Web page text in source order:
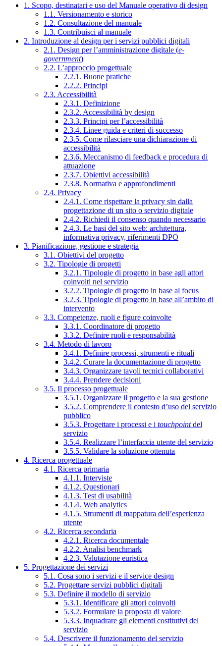
1. Scopo, destinatari e uso del Manuale operativo di design
1.1. Versionamento e storico
1.2. Consultazione del manuale
1.3. Contribuisci al manuale
2. Introduzione al design per i servizi pubblici digitali
2.1. Design per l’amministrazione digitale (e-
government)
2.2. L’approccio progettuale
2.2.1. Buone pratiche
2.2.2. Principi
2.3. Accessibilità
2.3.1. Definizione
2.3.2. Accessibilità by design
2.3.3. Principi per l’accessibilità
2.3.4. Linee guida e criteri di successo
2.3.5. Come rilasciare una dichiarazione di
accessibilità
2.3.6. Meccanismo di feedback e procedura di
attuazione
2.3.7. Obiettivi accessibilità
2.3.8. Normativa e approfondimenti
2.4. Privacy
2.4.1. Come rispettare la privacy sin dalla
progettazione di un sito o servizio digitale
2.4.2. Richiedi il consenso quando necessario
2.4.3. Le basi del sito web: architettura,
informativa privacy, riferimenti DPO
3. Pianificazione, gestione e strategia
3.1. Obiettivi del progetto
3.2. Tipologie di progetti
3.2.1. Tipologie di progetto in base agli attori
coinvolti nel servizio
3.2.2. Tipologie di progetto in base al focus
3.2.3. Tipologie di progetto in base all’ambito di
intervento
3.3. Competenze, ruoli e figure coinvolte
3.3.1. Coordinatore di progetto
3.3.2. Definire ruoli e responsabilità
3.4. Metodo di lavoro
3.4.1. Definire processi, strumenti e rituali
3.4.2. Curare la documentazione di progetto
3.4.3. Organizzare tavoli tecnici collaborativi
3.4.4. Prendere decisioni
3.5. Il processo progettuale
3.5.1. Organizzare il progetto e la sua gestione
3.5.2. Comprendere il contesto d’uso del servizio
pubblico
3.5.3. Progettare i processi e i touchpointdel
servizio
3.5.4. Realizzare l’interfaccia utente del servizio
3.5.5. Validare la soluzione ottenuta
4. Ricerca progettuale
4.1. Ricerca primaria
4.1.1. Interviste
4.1.2. Questionari
4.1.3. Test di usabilità
4.1.4. Web analytics
4.1.5. Strumenti di mappatura dell’esperienza
utente
4.2. Ricerca secondaria
4.2.1. Ricerca documentale
4.2.2. Analisi benchmark
4.2.3. Valutazione euristica
5. Progettazione dei servizi
5.1. Cosa sono i servizi e il service design
5.2. Progettare servizi pubblici digitali
5.3. Definire il modello di servizio
5.3.1. Identificare gli attori coinvolti
5.3.2. Formulare la proposta di valore
5.3.3. Inquadrare gli elementi costitutivi del
servizio
5.4. Descrivere il funzionamento del servizio